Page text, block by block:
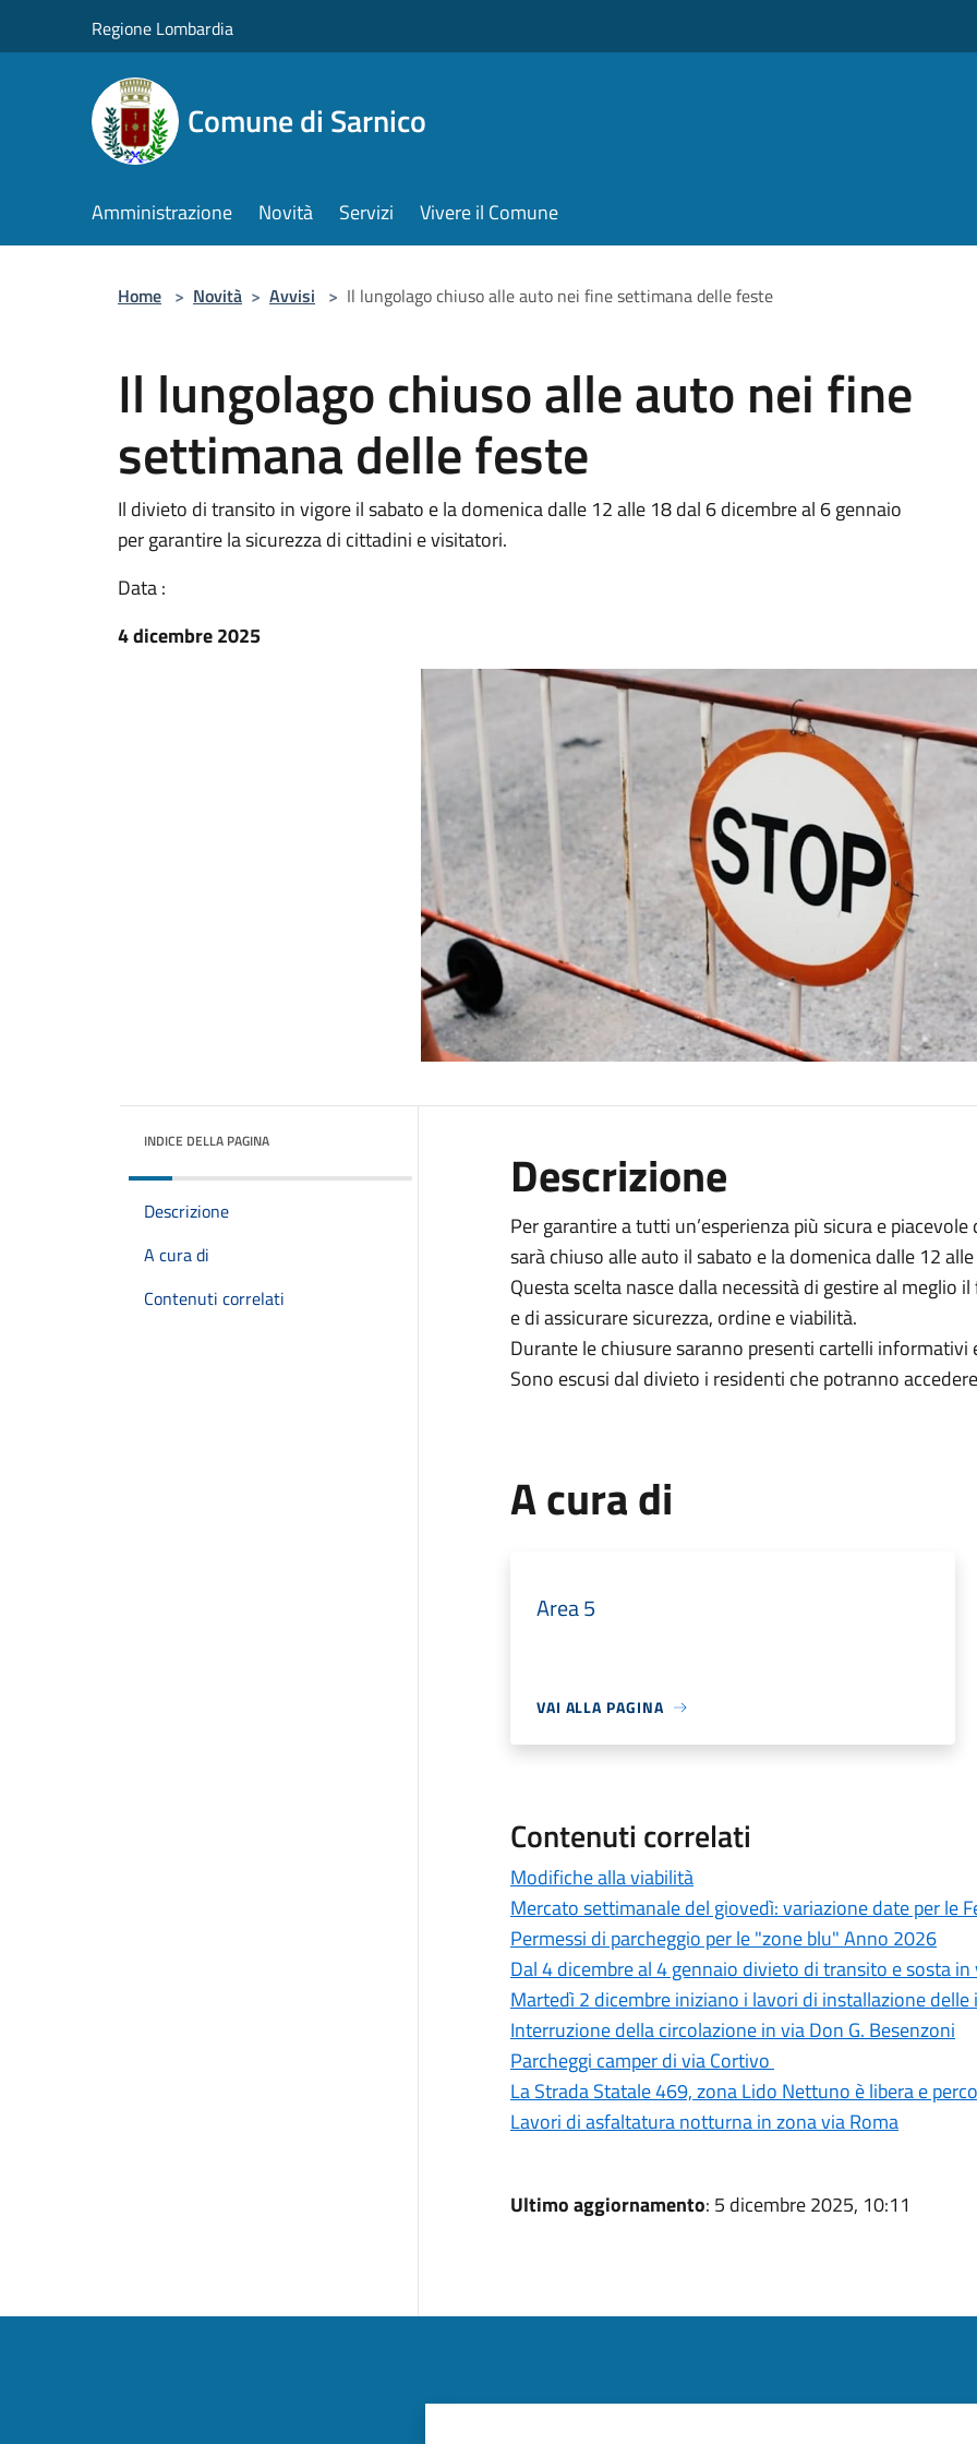
Regione Lombardia
Comune di Sarnico
Amministrazione Novità Servizi Vivere il Comune
Home > Novità > Avvisi > Il lungolago chiuso alle auto nei fine settimana delle feste
Il lungolago chiuso alle auto nei fine
settimana delle feste
Il divieto di transito in vigore il sabato e la domenica dalle 12 alle 18 dal 6 dicembre al 6 gennaio
per garantire la sicurezza di cittadini e visitatori.
Data :
4 dicembre 2025
INDICE DELLA PAGINA
Descrizione
A cura di
Contenuti correlati
Descrizione
Per garantire a tutti un’esperienza più sicura e
sarà chiuso alle auto il sabato e la domenica dalle 12
Questa scelta nasce dalla necessità di gestire al meglio
e di assicurare sicurezza, ordine e viabilità.
Durante le chiusure saranno presenti cartelli
Sono escusi dal divieto i residenti che potranno
A cura di
Area 5
VAI ALLA PAGINA
Contenuti correlati
Modifiche alla viabilità
Mercato settimanale del giovedì: variazione date per le
Permessi di parcheggio per le "zone blu" Anno 2026
Dal 4 dicembre al 4 gennaio divieto di transito e sosta
Martedì 2 dicembre iniziano i lavori di installazione
Interruzione della circolazione in via Don G. Besenzoni
Parcheggi camper di via Cortivo
La Strada Statale 469, zona Lido Nettuno è libera e
Lavori di asfaltatura notturna in zona via Roma
Ultimo aggiornamento: 5 dicembre 2025, 10:11